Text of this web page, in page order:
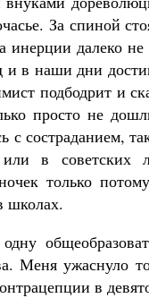
За спиной
далеко
в наши дни
подбодрит и
просто не
с состраданием,
в советских
только
школах.
Меня ужаснуло
в